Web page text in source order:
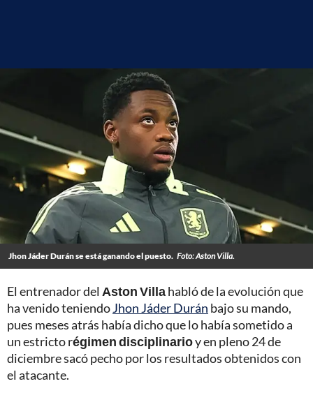
Jhon Jáder Durán se está ganando el puesto. Foto: Aston Villa.
El entrenador del Aston Villahabló de la evolución que
ha venido teniendoJhon Jáder Durán bajo su mando,
pues meses atrás había dicho que lo había sometido a
un estricto régimen disciplinarioy en pleno 24 de
diciembre sacó pecho por los resultados obtenidos con
el atacante.